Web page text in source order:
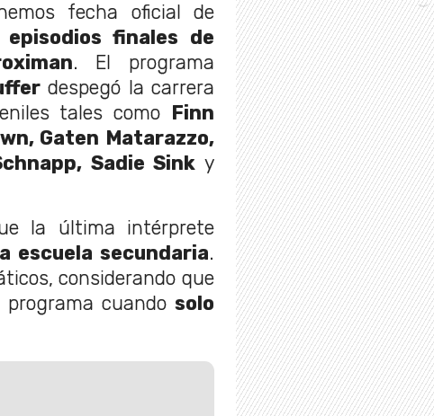
fecha oficial de
finales de
. El programa
despegó la carrera
tales como Finn
Gaten Matarazzo,
Sadie Sink y
la última intérprete
escuela secundaria.
considerando que
programa cuando solo